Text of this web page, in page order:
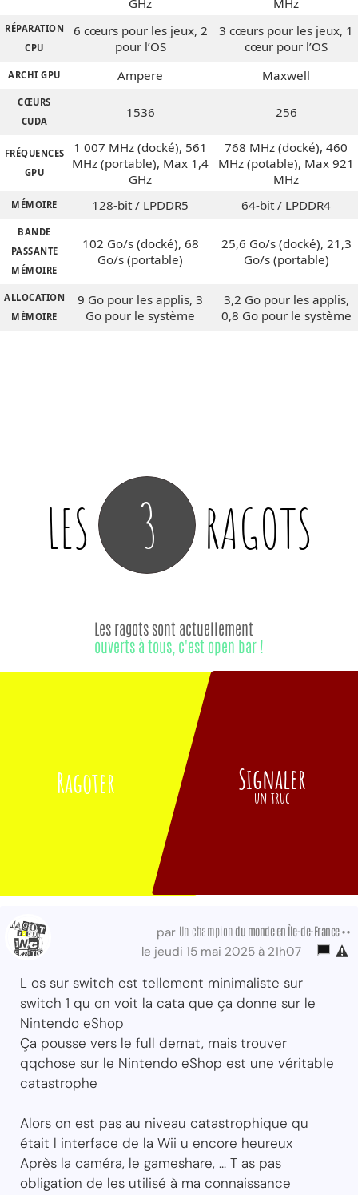
GHz MHz
RÉPARATION
CPU
6 cœurs pour les jeux, 2
pour l’OS
3 cœurs pour les jeux, 1
cœur pour l’OS
ARCHI GPU Ampere Maxwell
CŒURS
CUDA
1536 256
FRÉQUENCES
GPU
1 007 MHz (docké), 561
MHz (portable), Max 1,4
GHz
768 MHz (docké), 460
MHz (potable), Max 921
MHz
MÉMOIRE 128-bit / LPDDR5 64-bit / LPDDR4
BANDE
PASSANTE
MÉMOIRE
102 Go/s (docké), 68
Go/s (portable)
25,6 Go/s (docké), 21,3
Go/s (portable)
ALLOCATION
MÉMOIRE
9 Go pour les applis, 3
Go pour le système
3,2 Go pour les applis,
0,8 Go pour le système
LES 3 RAGOTS
Ragoter
Les ragots sont actuellement
ouverts à tous, c'est open bar !
Signaler
un truc
par Un champion du mondeen Île-de-France ••
le jeudi 15 mai 2025 à 21h07
L os sur switch est tellement minimaliste sur
switch 1 qu on voit la cata que ça donne sur le
Nintendo eShop
Ça pousse vers le full demat, mais trouver
qqchose sur le Nintendo eShop est une véritable
catastrophe
Alors on est pas au niveau catastrophique qu
était l interface de la Wii u encore heureux
Après la caméra, le gameshare, ... T as pas
obligation de les utilisé à ma connaissance